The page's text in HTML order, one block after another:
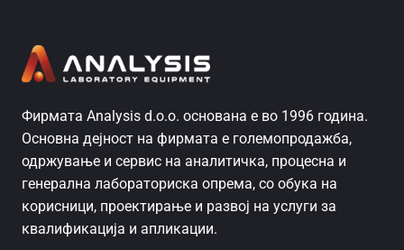
Фирмата Analysis d.o.o. основана е во 1996 година.
Основна дејност на фирмата е големопродажба,
одржување и сервис на аналитичка, процесна и
генерална лабораториска опрема, со обука на
корисници, проектирање и развој на услуги за
квалификација и апликации.